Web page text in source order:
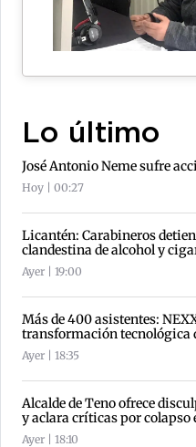
Lo último
José Antonio Neme sufre
Hoy | 00:27
Licantén: Carabineros
clandestina de alcohol y
Ayer | 19:00
Más de 400 asistentes:
transformación tecnológica
Ayer | 18:35
Alcalde de Teno ofrece
y aclara críticas por colapso
Ayer | 18:10